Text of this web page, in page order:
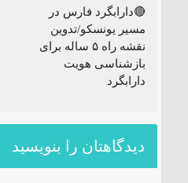
🔴دارابگرد فارس در
مسیر یونسکو/تدوین
نقشه راه ۵ ساله برای
بازشناسی هویت
دارابگرد
دیدگاهتان را بنویسید